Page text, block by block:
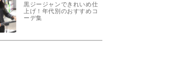
黒ジージャンできれいめ仕
上げ！年代別のおすすめコ
ーデ集